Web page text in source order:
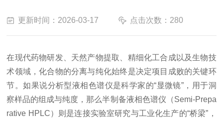
更新时间：2026-03-17 点击次数：280
在现代药物研发、天然产物提取、精细化工合成以及生物技
术领域，化合物的分离与纯化始终是决定项目成败的关键环
节。如果说分析型液相色谱仪是科学家的“显微镜”，用于洞
察样品的组成与纯度，那么半制备液相色谱仪（Semi-Prepa
rative HPLC）则是连接实验室研究与工业化生产的“桥梁”，